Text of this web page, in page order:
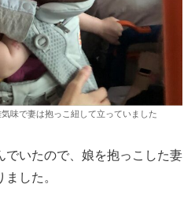
味で妻は抱っこ紐して立っていました
でいたので、娘を抱っこした妻
した。